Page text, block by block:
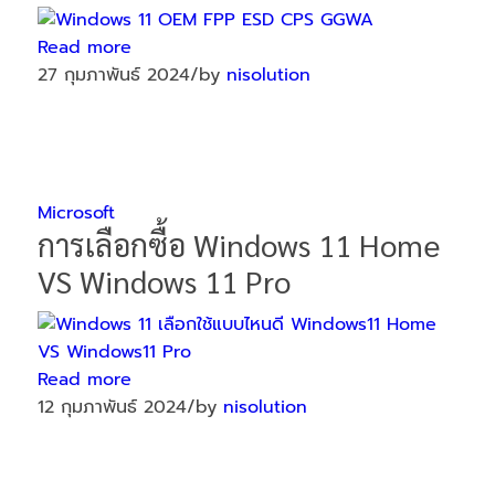
Read more
27 กุมภาพันธ์ 2024/by nisolution
Microsoft
การเลือกซื้อ Windows 11 Home
VS Windows 11 Pro
Read more
12 กุมภาพันธ์ 2024/by nisolution